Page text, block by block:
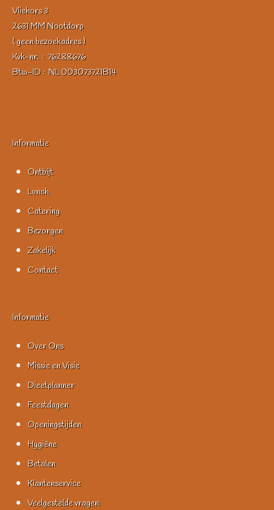
Vliehors 3
2631 MM Nootdorp
( geen bezoekadres )
Kvk-nr. : 76288676
Btw-ID : NL 003073721B14
Informatie
Ontbijt
Lunch
Catering
Bezorgen
Zakelijk
Contact
Informatie
Over Ons
Missie en Visie
Dieetplanner
Feestdagen
Openingstijden
Hygiëne
Betalen
Klantenservice
Veelgestelde vragen